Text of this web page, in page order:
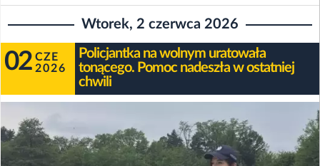
Wtorek, 2 czerwca 2026
02 CZE
2026
Policjantka na wolnym uratowała
tonącego. Pomoc nadeszła w ostatniej
chwili